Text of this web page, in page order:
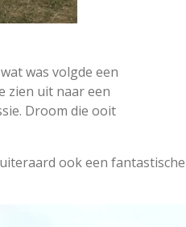
was volgde een
zien uit naar een
Droom die ooit
ook een